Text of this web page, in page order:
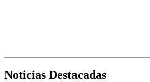
Noticias Destacadas